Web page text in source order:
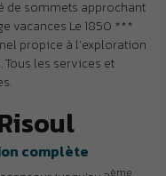
Ajout d’un lit bébé
2 lits simples, coin nuit
Ajout d’un lit bébé
avec 2 lits simples, coin
d’eau. Ajout d’un lit
aux personnes à